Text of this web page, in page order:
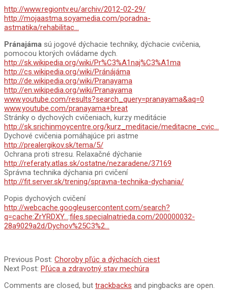
http://www.regiontv.eu/archiv/2012-02-29/
http://mojaastma.soyamedia.com/poradna-
astmatika/rehabilitac…
Pránajáma sú jogové dýchacie techniky, dýchacie cvičenia,
pomocou ktorých ovládame dych.
http://sk.wikipedia.org/wiki/Pr%C3%A1naj%C3%A1ma
http://cs.wikipedia.org/wiki/Pránájáma
http://de.wikipedia.org/wiki/Pranayama
http://en.wikipedia.org/wiki/Pranayama
www.youtube.com/results?search_query=pranayama&aq=0
www.youtube.com/pranayama+breat
Stránky o dychových cvičeniach, kurzy meditácie
http://sk.srichinmoycentre.org/kurz_meditacie/meditacne_cvic…
Dychové cvičenia pomáhajúce pri astme
http://prealergikov.sk/tema/5/
Ochrana proti stresu. Relaxačné dýchanie
http://referaty.atlas.sk/ostatne/nezaradene/37169
Správna technika dýchania pri cvičení
http://fit.server.sk/trening/spravna-technika-dychania/
Popis dychových cvičení
http://webcache.googleusercontent.com/search?
q=cache:ZrYRDXY…:files.specialnatrieda.com/200000032-
28a9029a2d/Dychov%25C3%2…
2013-
01-
Previous Post: Choroby pľúc a dýchacích ciest
Next Post: Pľúca a zdravotný stav mechúra
Comments are closed, but trackbacks and pingbacks are open.